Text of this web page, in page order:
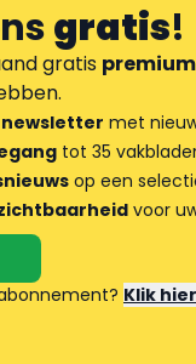
gratis!
gratis
met
tot 35
op een
voor
Klik